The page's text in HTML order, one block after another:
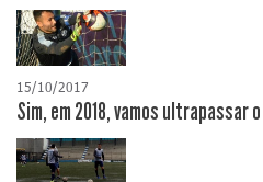
15/10/2017
Sim, em 2018, vamos ultrapassar